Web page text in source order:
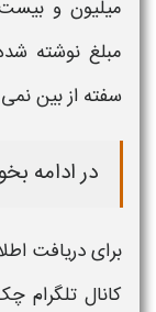
میلیون و
مبلغ نوشته
سفته از بین
در ادامه
برای دریافت
کانال تلگرام